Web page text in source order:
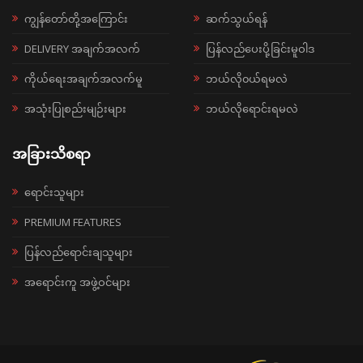
ကျွန်တော်တို့အကြောင်း
DELIVERY အချက်အလက်
ကိုယ်ရေးအချက်အလက်မူ
အသုံးပြုစည်းမျဉ်းများ
ဆက်သွယ်ရန်
ပြန်လည်ပေးပို့ခြင်းမူဝါဒ
ဘယ်လို၀ယ်ရမလဲ
ဘယ်လိုရောင်းရမလဲ
အခြားသိစရာ
ရောင်းသူများ
PREMIUM FEATURES
ပြန်လည်ရောင်းချသူများ
အရောင်းကူ အဖွဲ့ဝင်များ